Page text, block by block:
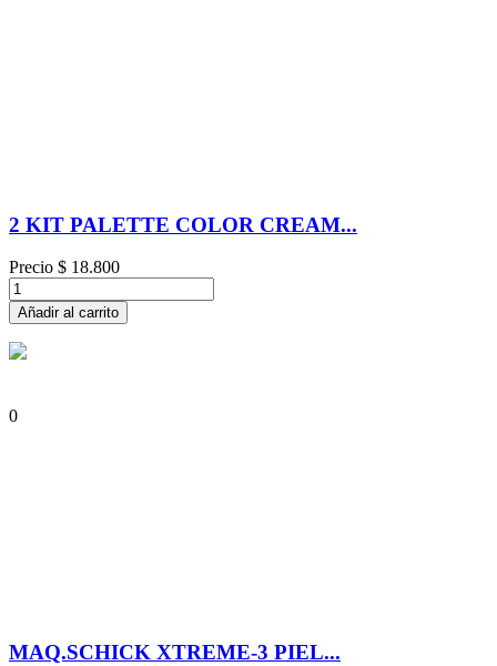
2 KIT PALETTE COLOR CREAM...
Precio $ 18.800
Añadir al carrito
0
MAQ.SCHICK XTREME-3 PIEL...